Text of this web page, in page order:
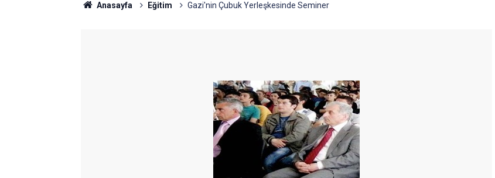
Anasayfa Eğitim Gazi'nin Çubuk Yerleşkesinde Seminer